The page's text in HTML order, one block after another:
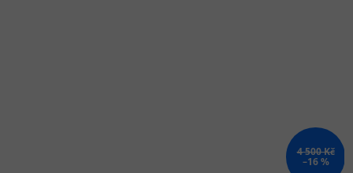
4 500 Kč
–16 %